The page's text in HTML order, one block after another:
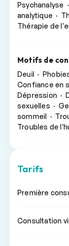
Psychanalyse
analytique ·
Thérapie de
Motifs de
Deuil ·
Confiance en
Dépression ·
sexuelles ·
sommeil ·
Troubles de
Tarifs
Première
Consultation